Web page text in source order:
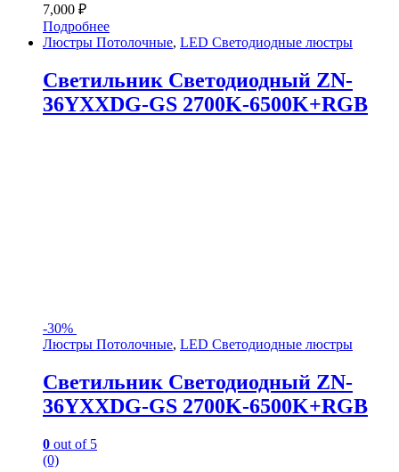
7,000 ₽
Подробнее
Люстры Потолочные, LED Светодиодные люстры
Светильник Светодиодный ZN-
36YXXDG-GS 2700K-6500K+RGB
-30%
Люстры Потолочные, LED Светодиодные люстры
Светильник Светодиодный ZN-
36YXXDG-GS 2700K-6500K+RGB
0 out of 5
(0)